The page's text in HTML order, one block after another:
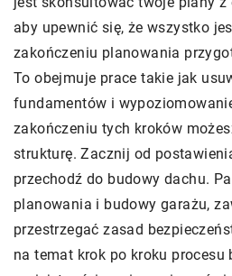
aby upewnić się, że wszystko
zakończeniu planowania
To obejmuje prace takie jak
fundamentów i
zakończeniu tych kroków
strukturę. Zacznij od
przechodź do budowy dachu.
planowania i budowy garażu,
przestrzegać zasad
na temat krok po kroku procesu